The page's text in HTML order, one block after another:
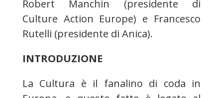
Robert Manchin (presidente di
Culture Action Europe) e Francesco
Rutelli (presidente di Anica).
INTRODUZIONE
La Cultura è il fanalino di coda in